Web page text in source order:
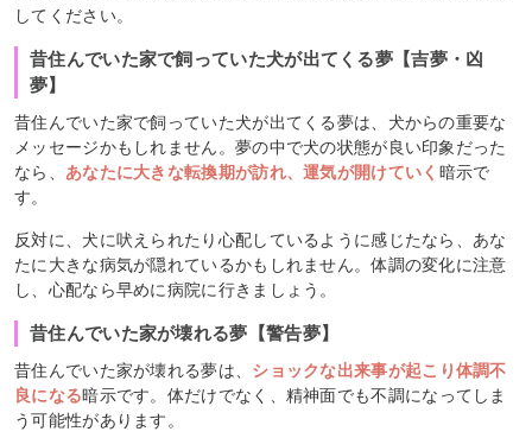
してください。
昔住んでいた家で飼っていた犬が出てくる夢【吉夢・凶
夢】
昔住んでいた家で飼っていた犬が出てくる夢は、犬からの重要な
メッセージかもしれません。夢の中で犬の状態が良い印象だった
なら、 あなたに大きな転換期が訪れ、運気が開けていく 暗示で
す。
反対に、犬に吠えられたり心配しているように感じたなら、あな
たに大きな病気が隠れているかもしれません。体調の変化に注意
し、心配なら早めに病院に行きましょう。
昔住んでいた家が壊れる夢【警告夢】
昔住んでいた家が壊れる夢は、 ショックな出来事が起こり体調不
良になる暗示です。体だけでなく、精神面でも不調になってしま
う可能性があります。